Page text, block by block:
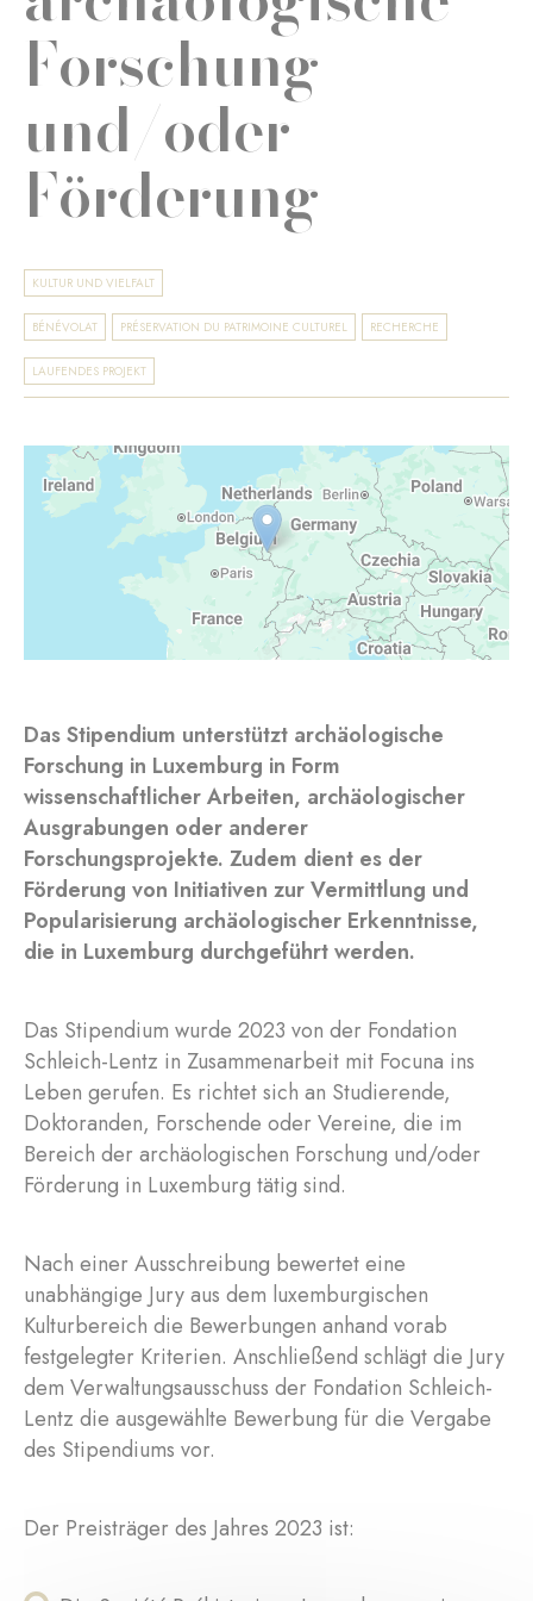
Forschung
und/oder
Förderung
KULTUR UND VIELFALT
BÉNÉVOLAT PRÉSERVATION DU PATRIMOINE CULTUREL RECHERCHE
LAUFENDES PROJEKT
Das Stipendium unterstützt archäologische
Forschung in Luxemburg in Form
wissenschaftlicher Arbeiten, archäologischer
Ausgrabungen oder anderer
Forschungsprojekte. Zudem dient es der
Förderung von Initiativen zur Vermittlung und
Popularisierung archäologischer Erkenntnisse,
die in Luxemburg durchgeführt werden.
Das Stipendium wurde 2023 von der Fondation
Schleich-Lentz in Zusammenarbeit mit Focuna ins
Leben gerufen. Es richtet sich an Studierende,
Doktoranden, Forschende oder Vereine, die im
Bereich der archäologischen Forschung und/oder
Förderung in Luxemburg tätig sind.
Nach einer Ausschreibung bewertet eine
unabhängige Jury aus dem luxemburgischen
Kulturbereich die Bewerbungen anhand vorab
festgelegter Kriterien. Anschließend schlägt die Jury
dem Verwaltungsausschuss der Fondation Schleich-
Lentz die ausgewählte Bewerbung für die Vergabe
des Stipendiums vor.
Der Preisträger des Jahres 2023 ist: